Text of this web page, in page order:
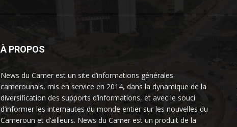
À PROPOS
News du Camer est un site d’informations générales
camerounais, mis en service en 2014, dans la dynamique de la
diversification des supports d’informations, et avec le souci
d’informer les internautes du monde entier sur les nouvelles du
Cameroun et d’ailleurs. News du Camer est un produit de la